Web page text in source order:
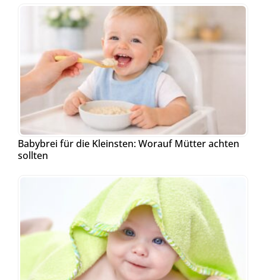
Babybrei für die Kleinsten: Worauf Mütter achten
sollten